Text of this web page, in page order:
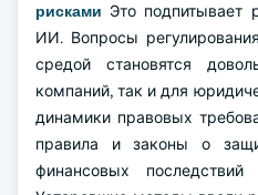
рисками Это подпитывает
ИИ. Вопросы
средой становятся
компаний, так и для
динамики правовых
правила и законы о
финансовых последствий